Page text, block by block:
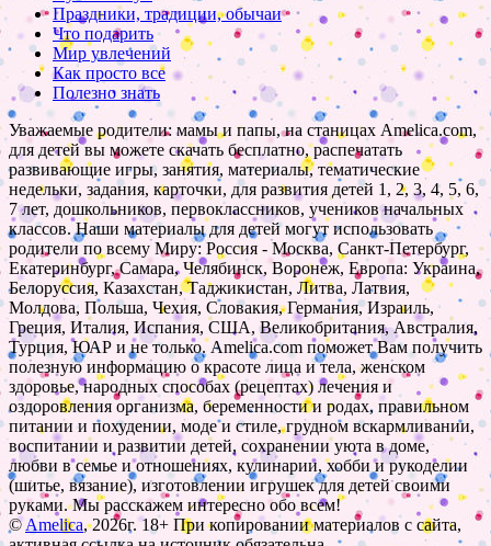
Праздники, традиции, обычаи
Что подарить
Мир увлечений
Как просто все
Полезно знать
Уважаемые родители: мамы и папы, на станицах Amelica.com,
для детей вы можете скачать бесплатно, распечатать
развивающие игры, занятия, материалы, тематические
недельки, задания, карточки, для развития детей 1, 2, 3, 4, 5, 6,
7 лет, дошкольников, первоклассников, учеников начальных
классов. Наши материалы для детей могут использовать
родители по всему Миру: Россия - Москва, Санкт-Петербург,
Екатеринбург, Самара, Челябинск, Воронеж, Европа: Украина,
Белоруссия, Казахстан, Таджикистан, Литва, Латвия,
Молдова, Польша, Чехия, Словакия, Германия, Израиль,
Греция, Италия, Испания, США, Великобритания, Австралия,
Турция, ЮАР и не только. Amelica.com поможет Вам получить
полезную информацию о красоте лица и тела, женском
здоровье, народных способах (рецептах) лечения и
оздоровления организма, беременности и родах, правильном
питании и похудении, моде и стиле, грудном вскармливании,
воспитании и развитии детей, сохранении уюта в доме,
любви в семье и отношениях, кулинарии, хобби и рукоделии
(шитье, вязание), изготовлении игрушек для детей своими
руками. Мы расскажем интересно обо всем!
©Amelica, 2026г. 18+ При копировании материалов с сайта,